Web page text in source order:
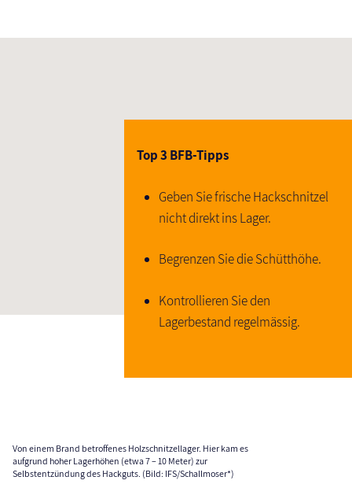
Top 3 BFB-Tipps
Geben Sie frische Hackschnitzel
nicht direkt ins Lager.
Begrenzen Sie die Schütthöhe.
Kontrollieren Sie den
Lagerbestand regelmässig.
Von einem Brand betroffenes Holzschnitzellager. Hier kam es
aufgrund hoher Lagerhöhen (etwa 7 – 10 Meter) zur
Selbstentzündung des Hackguts. (Bild: IFS/Schallmoser*)